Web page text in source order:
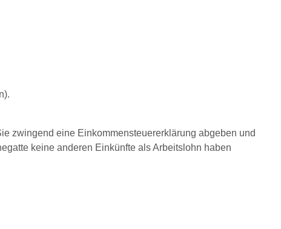
zwingend eine Einkommensteuererklärung abgeben und
keine anderen Einkünfte als Arbeitslohn haben